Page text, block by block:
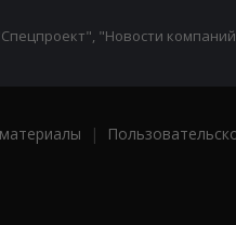
"Новости
|